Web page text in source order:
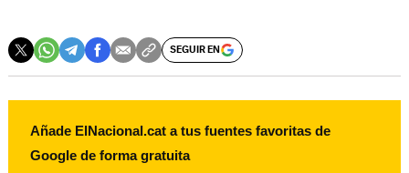
SEGUIR EN
Añade ElNacional.cat a tus fuentes favoritas de
Google de forma gratuita